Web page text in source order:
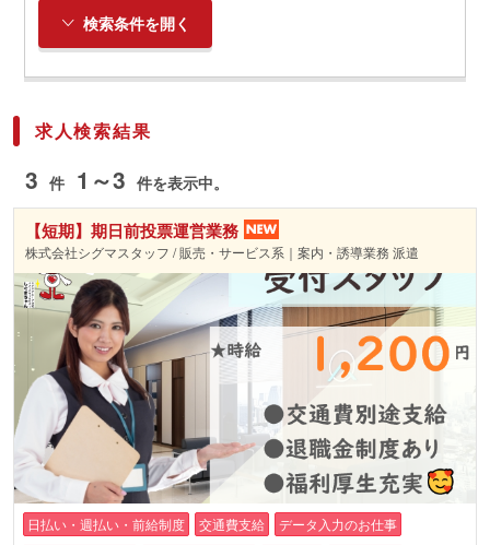
検索条件を開く
求人検索結果
3 件 1～3 件を表示中。
【短期】期日前投票運営業務
株式会社シグマスタッフ / 販売・サービス系｜案内・誘導業務 派遣
日払い・週払い・前給制度 交通費支給
データ入力のお仕事